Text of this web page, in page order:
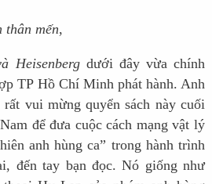
thân mến,
Heisenbergdưới đây vừa chính
TP Hồ Chí Minh phát hành. Anh
vui mừng quyển sách này cuối
để đưa cuộc cách mạng vật lý
anh hùng ca” trong hành trình
đến tay bạn đọc. Nó giống như